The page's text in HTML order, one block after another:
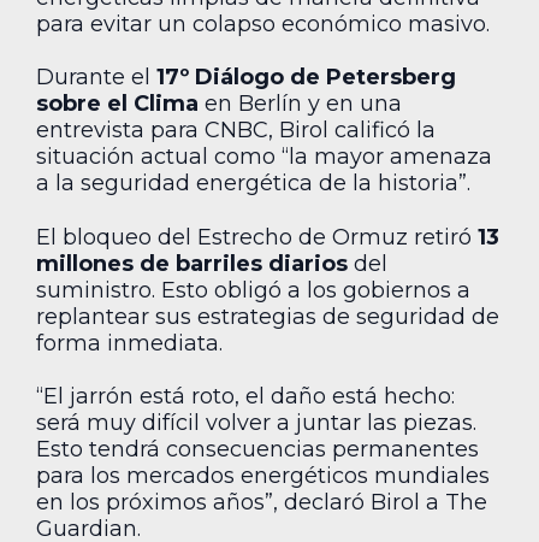
para evitar un colapso económico masivo.
Durante el 17º Diálogo de Petersberg
sobre el Clima en Berlín y en una
entrevista para CNBC, Birol calificó la
situación actual como “la mayor amenaza
a la seguridad energética de la historia”.
El bloqueo del Estrecho de Ormuz retiró 13
millones de barriles diarios del
suministro. Esto obligó a los gobiernos a
replantear sus estrategias de seguridad de
forma inmediata.
“El jarrón está roto, el daño está hecho:
será muy difícil volver a juntar las piezas.
Esto tendrá consecuencias permanentes
para los mercados energéticos mundiales
en los próximos años”, declaró Birol a The
Guardian.